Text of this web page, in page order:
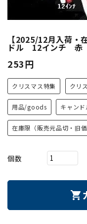
【2025/12月入荷
ドル 12インチ 赤
253円
クリスマス特集 クリ
用品/goods キャン
在庫限（販売元品切・旧価
個数
shopping_cart